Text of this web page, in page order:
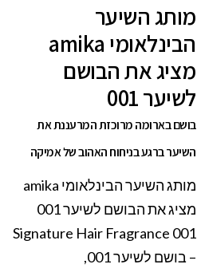
מותג השיער
הבינלאומי amika
מציג את הבושם
לשיער 001
בושם בארומה מרוכזת המרעננת את
השיער ברגע בניחוח האהוב של אמיקה
מותג השיער הבינלאומי amika
מציג את הבושם לשיער 001
001 Signature Hair Fragrance
– בושם לשיער 001,